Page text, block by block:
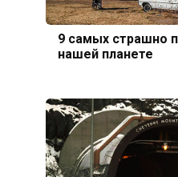
9 самых страшно
нашей планете